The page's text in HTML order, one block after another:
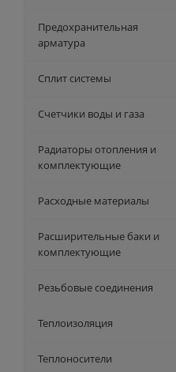
Предохранительная
арматура
Сплит системы
Счетчики воды и газа
Радиаторы отопления и
комплектующие
Расходные материалы
Расширительные баки и
комплектующие
Резьбовые соединения
Теплоизоляция
Теплоносители